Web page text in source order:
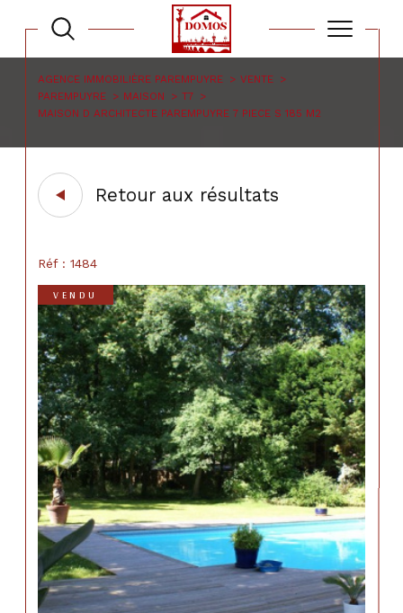
AGENCE IMMOBILIÈRE PAREMPUYRE
VENTE
PAREMPUYRE
MAISON
T7
MAISON D ARCHITECTE PAREMPUYRE 7 PIECE S 185 M2
Retour aux résultats
Réf : 1484
VENDU